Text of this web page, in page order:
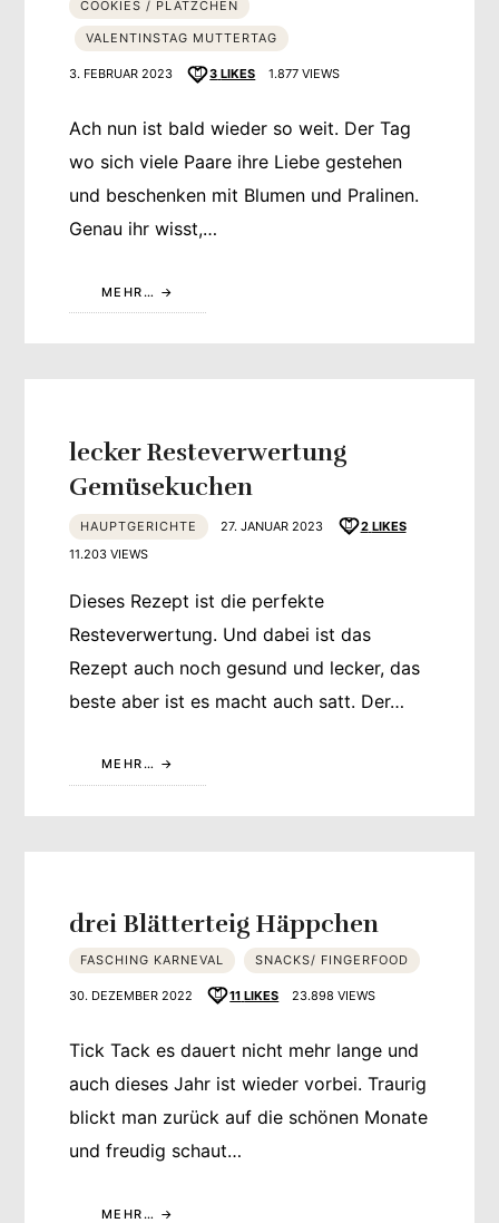
COOKIES / PLÄTZCHEN
VALENTINSTAG MUTTERTAG
3. FEBRUAR 2023 3 LIKES 1.877 VIEWS
Ach nun ist bald wieder so weit. Der Tag
wo sich viele Paare ihre Liebe gestehen
und beschenken mit Blumen und Pralinen.
Genau ihr wisst,…
MEHR…
lecker Resteverwertung
Gemüsekuchen
HAUPTGERICHTE 27. JANUAR 2023 2 LIKES
11.203 VIEWS
Dieses Rezept ist die perfekte
Resteverwertung. Und dabei ist das
Rezept auch noch gesund und lecker, das
beste aber ist es macht auch satt. Der…
MEHR…
drei Blätterteig Häppchen
FASCHING KARNEVAL SNACKS/ FINGERFOOD
30. DEZEMBER 2022 11 LIKES 23.898 VIEWS
Tick Tack es dauert nicht mehr lange und
auch dieses Jahr ist wieder vorbei. Traurig
blickt man zurück auf die schönen Monate
und freudig schaut…
MEHR…